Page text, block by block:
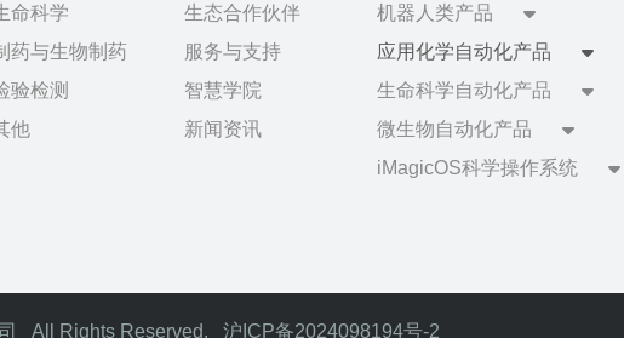
命科学
药与生物制药
验检测
他
生态合作伙伴
服务与支持
智慧学院
新闻资讯
机器人类产品
应用化学自动化产品
生命科学自动化产品
微生物自动化产品
iMagicOS科学操作系统
All Rights Reserved. 沪ICP备2024098194号-2